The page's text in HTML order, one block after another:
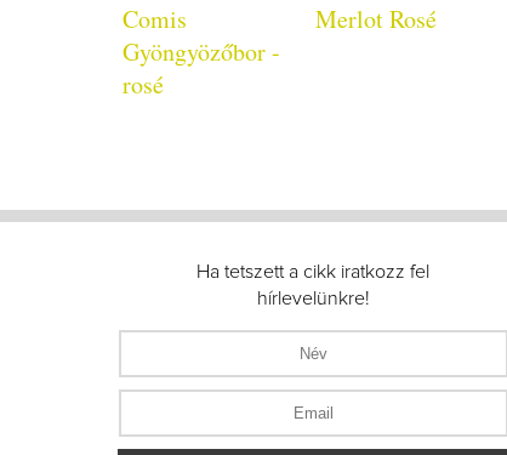
Comis
Gyöngyözőbor -
rosé
Merlot Rosé
Ha tetszett a cikk iratkozz fel
hírlevelünkre!